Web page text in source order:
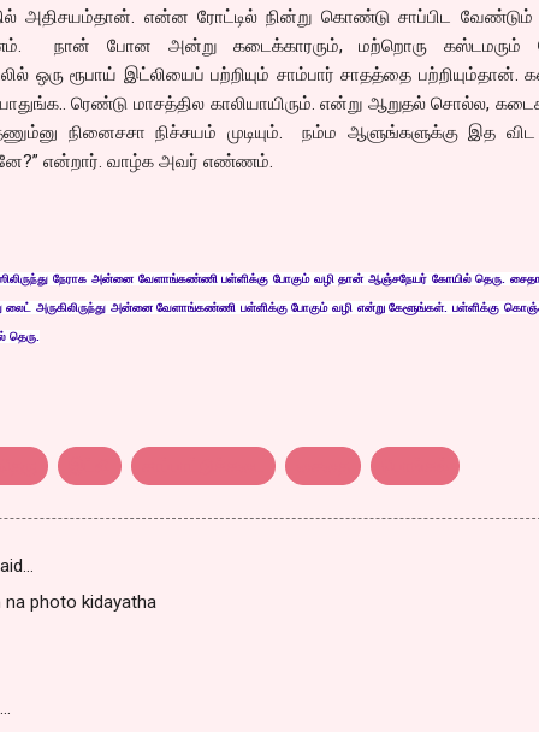
அதிசயம்தான். என்ன ரோட்டில் நின்று கொண்டு சாப்பிட வேண்டும்
நான் போன அன்று கடைக்காரரும், மற்றொரு கஸ்டமரும்
ஒரு ரூபாய் இட்லியைப் பற்றியும் சாம்பார் சாதத்தை பற்றியும்தான்.
ரெண்டு மாசத்தில காலியாயிரும். என்று ஆறுதல் சொல்ல,
நினைசசா நிச்சயம் முடியும். நம்ம ஆளுங்களுக்கு இத விட
என்றார். வாழ்க அவர் எண்ணம்.
ிலிரந்த ு நராக அன்னை வேளங்கண்ண ி பள்ளிக்க ு போகம் வழ ிதான் ஆஞ்சநேயர் கோயில்தெர ு. ச
ு லைட் அருகிலிரந்த ு அன்னை வேளங்கண்ண பள்ளிக்கு போகும் வழ ி என்று கேளங்கள். பள்ளிக்கு க
தெர
na photo kidayatha